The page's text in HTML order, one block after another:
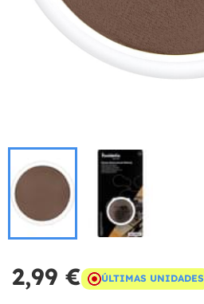
2,99 € ÚLTIMAS UNIDADES